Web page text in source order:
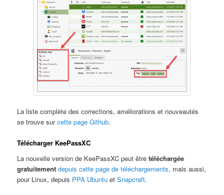
La liste complète des corrections, améliorations et nouveautés
se trouve surcette page Github.
Télécharger KeePassXC
La nouvelle version de KeePassXC peut êtretéléchargée
gratuitement depuis cette page de téléchargements, mais aussi,
pour Linux, depuis PPA Ubuntu etSnapcraft.